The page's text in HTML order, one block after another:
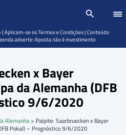
x Bayer
da Alemanha (DFB
9/6/2020
Alemanha > Palpite: Saarbruecken x Bayer
Pokal) – Prognóstico 9/6/2020
Aplicam-se os Termos e Condições | Conteúdo
adverte: Aposta não é investimento